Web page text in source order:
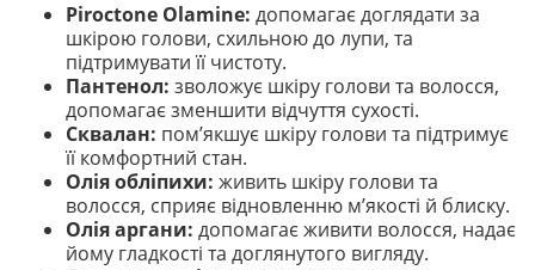
Piroctone Olamine: допомагає доглядати за
шкірою голови, схильною до лупи, та
підтримувати її чистоту.
Пантенол: зволожує шкіру голови та волосся,
допомагає зменшити відчуття сухості.
Сквалан: пом’якшує шкіру голови та підтримує
її комфортний стан.
Олія обліпихи: живить шкіру голови та
волосся, сприяє відновленню м’якості й блиску.
Олія аргани: допомагає живити волосся, надає
йому гладкості та доглянутого вигляду.